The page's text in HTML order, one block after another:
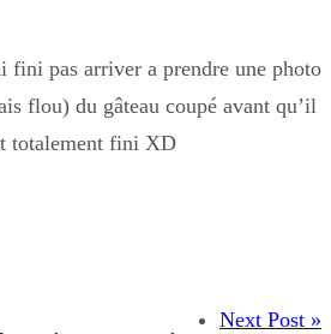
fini pas arriver a prendre une photo
flou) du gâteau coupé avant qu’il
totalement fini XD
Next Post »